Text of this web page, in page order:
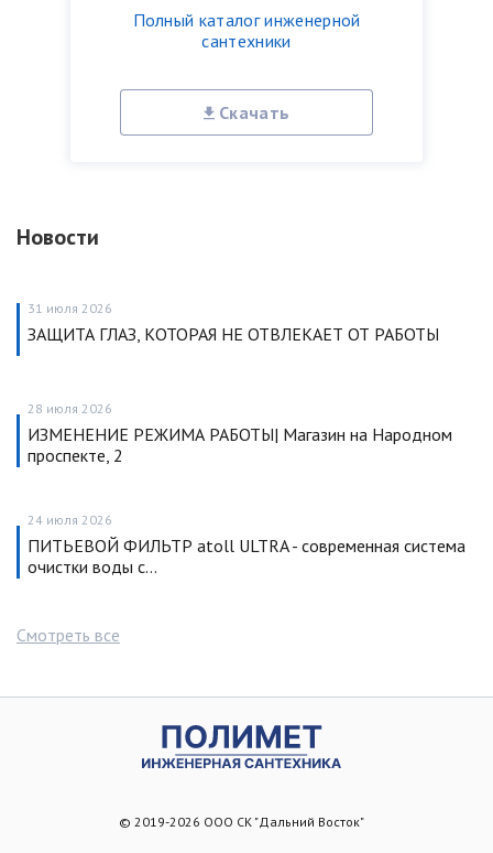
Полный каталог инженерной
сантехники
Скачать
Новости
31 июля 2026
ЗАЩИТА ГЛАЗ, КОТОРАЯ НЕ ОТВЛЕКАЕТ ОТ РАБОТЫ
28 июля 2026
ИЗМЕНЕНИЕ РЕЖИМА РАБОТЫ| Магазин на Народном
проспекте, 2
24 июля 2026
ПИТЬЕВОЙ ФИЛЬТР atoll ULTRA - современная система
очистки воды с…
Смотреть все
© 2019-2026 ООО СК "Дальний Восток"